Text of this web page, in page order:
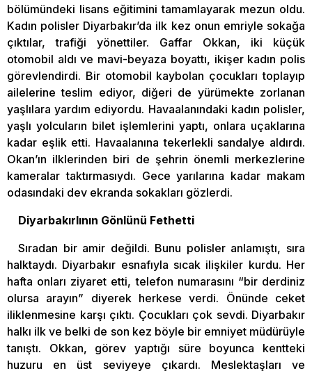
bölümündeki lisans eğitimini tamamlayarak mezun oldu.
Kadın polisler Diyarbakır’da ilk kez onun emriyle sokağa
çıktılar, trafiği yönettiler. Gaffar Okkan, iki küçük
otomobil aldı ve mavi-beyaza boyattı, ikişer kadın polis
görevlendirdi. Bir otomobil kaybolan çocukları toplayıp
ailelerine teslim ediyor, diğeri de yürümekte zorlanan
yaşlılara yardım ediyordu. Havaalanındaki kadın polisler,
yaşlı yolcuların bilet işlemlerini yaptı, onlara uçaklarına
kadar eşlik etti. Havaalanına tekerlekli sandalye aldırdı.
Okan’ın ilklerinden biri de şehrin önemli merkezlerine
kameralar taktırmasıydı. Gece yarılarına kadar makam
odasındaki dev ekranda sokakları gözlerdi.
Diyarbakırlının Gönlünü Fethetti
Sıradan bir amir değildi. Bunu polisler anlamıştı, sıra
halktaydı. Diyarbakır esnafıyla sıcak ilişkiler kurdu. Her
hafta onları ziyaret etti, telefon numarasını “bir derdiniz
olursa arayın” diyerek herkese verdi. Önünde ceket
iliklenmesine karşı çıktı. Çocukları çok sevdi. Diyarbakır
halkı ilk ve belki de son kez böyle bir emniyet müdürüyle
tanıştı. Okkan, görev yaptığı süre boyunca kentteki
huzuru en üst seviyeye çıkardı. Meslektaşları ve